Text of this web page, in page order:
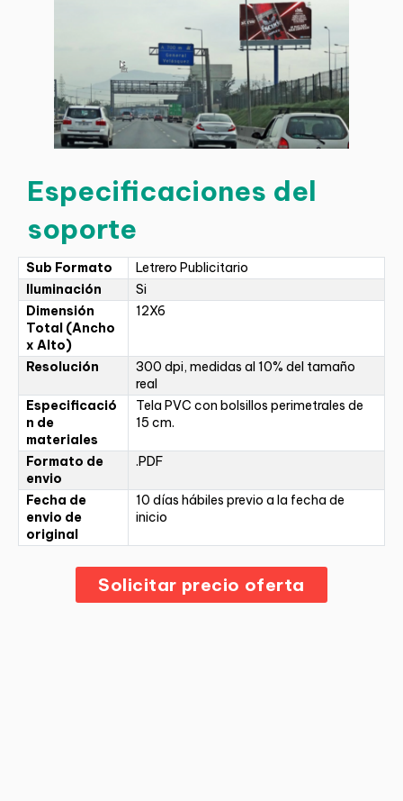
Especificaciones del
soporte
Sub Formato
Letrero Publicitario
Iluminación
Si
Dimensión
Total (Ancho
x Alto)
12X6
Resolución
300 dpi, medidas al 10% del tamaño
real
Especificació
n de
materiales
Tela PVC con bolsillos perimetrales de
15 cm.
Formato de
envio
.PDF
Fecha de
envio de
original
10 días hábiles previo a la fecha de
inicio
Solicitar precio oferta